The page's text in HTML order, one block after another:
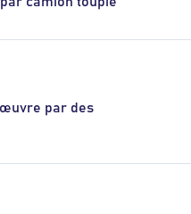
par des